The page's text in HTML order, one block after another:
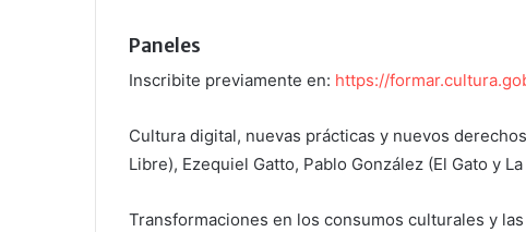
Paneles
Inscribite previamente en: https://
Cultura digital, nuevas prácticas y nuevos
Libre), Ezequiel Gatto, Pablo González (El Gato y
Transformaciones en los consumos culturales y